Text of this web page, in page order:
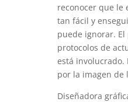
reconocer que le
tan fácil y
puede ignorar.
protocolos de
está
por la imagen
Diseñadora